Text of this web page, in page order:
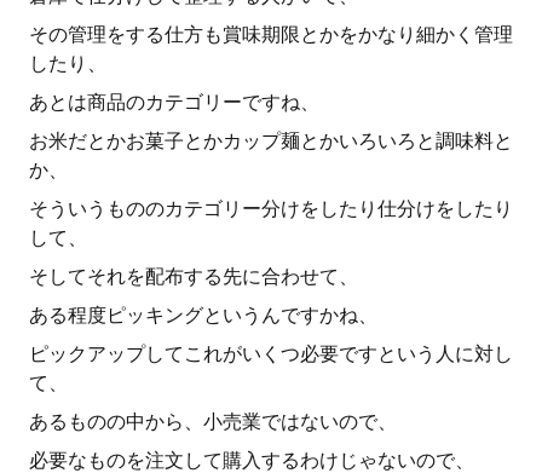
その管理をする仕方も賞味期限とかをかなり細かく管理
したり、
あとは商品のカテゴリーですね、
お米だとかお菓子とかカップ麺とかいろいろと調味料と
か、
そういうもののカテゴリー分けをしたり仕分けをしたり
して、
そしてそれを配布する先に合わせて、
ある程度ピッキングというんですかね、
ピックアップしてこれがいくつ必要ですという人に対し
て、
あるものの中から、小売業ではないので、
必要なものを注文して購入するわけじゃないので、